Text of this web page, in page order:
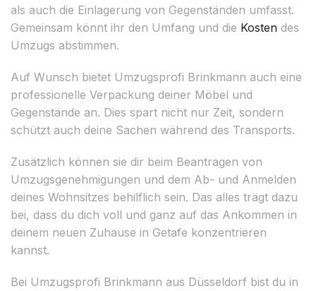
als auch die Einlagerung von Gegenständen umfasst.
Gemeinsam könnt ihr den Umfang und die Kosten des
Umzugs abstimmen.
Auf Wunsch bietet Umzugsprofi Brinkmann auch eine
professionelle Verpackung deiner Möbel und
Gegenstände an. Dies spart nicht nur Zeit, sondern
schützt auch deine Sachen während des Transports.
Zusätzlich können sie dir beim Beantragen von
Umzugsgenehmigungen und dem Ab- und Anmelden
deines Wohnsitzes behilflich sein. Das alles trägt dazu
bei, dass du dich voll und ganz auf das Ankommen in
deinem neuen Zuhause in Getafe konzentrieren
kannst.
Bei Umzugsprofi Brinkmann aus Düsseldorf bist du in